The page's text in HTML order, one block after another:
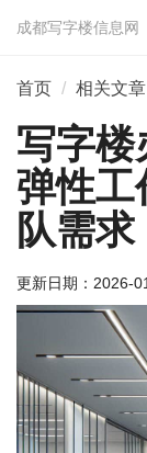
成都写字楼信息网
首页 相关文章
写字楼
弹性工
队需求
更新日期： 2026-